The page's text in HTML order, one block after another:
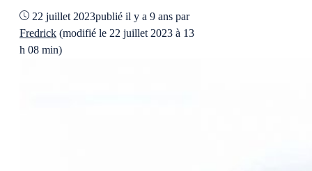
22 juillet 2023publié il y a 9 ans par
Fredrick (modifié le 22 juillet 2023 à 13
h 08 min)